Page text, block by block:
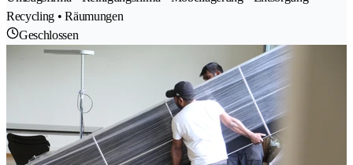
Recycling • Räumungen
Geschlossen